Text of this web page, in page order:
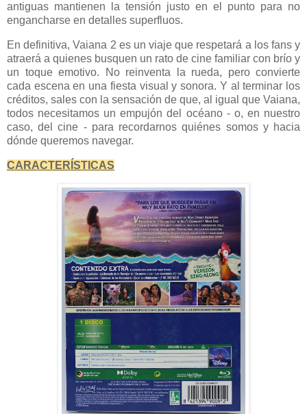
antiguas mantienen la tensión justo en el punto para no
engancharse en detalles superfluos.
En definitiva, Vaiana 2 es un viaje que respetará a los fans y
atraerá a quienes busquen un rato de cine familiar con brío y
un toque emotivo. No reinventa la rueda, pero convierte
cada escena en una fiesta visual y sonora. Y al terminar los
créditos, sales con la sensación de que, al igual que Vaiana,
todos necesitamos un empujón del océano - o, en nuestro
caso, del cine - para recordarnos quiénes somos y hacia
dónde queremos navegar.
CARACTERÍSTICAS